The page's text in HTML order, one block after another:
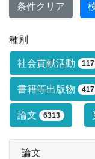
条件クリア
種別
研究業績タイ
社会貢献活動 117
書籍等出版物 417
論文 6313
論文